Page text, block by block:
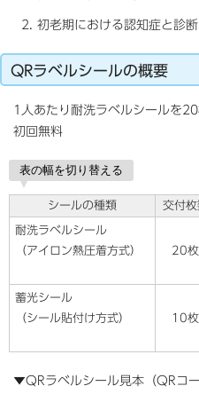
初老期における認知症と診
QRラベルシールの概要
1人あたり耐洗ラベルシールを
初回無料
表の幅を切り替える
シールの種類 交付枚
耐洗ラベルシール
（アイロン熱圧着方式）
20枚
蓄光シール
（シール貼付け方式）
10枚
▼QRラベルシール見本（QRコ